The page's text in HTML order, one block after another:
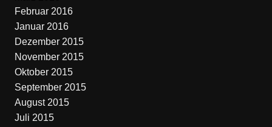
Februar 2016
Januar 2016
Dezember 2015
November 2015
Oktober 2015
September 2015
August 2015
Juli 2015